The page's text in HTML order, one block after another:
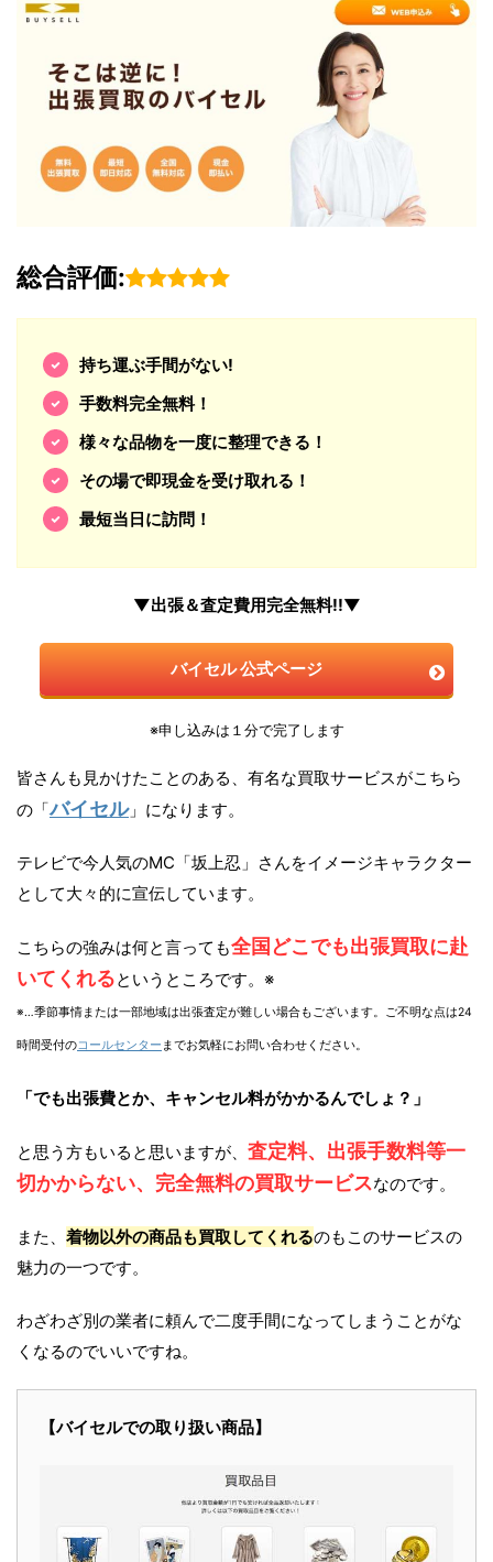
総合評価:
持ち運ぶ手間がない!
手数料完全無料！
様々な品物を一度に整理できる！
その場で即現金を受け取れる！
最短当日に訪問！
▼出張＆査定費用完全無料!!▼
バイセル 公式ページ
※申し込みは１分で完了します
皆さんも見かけたことのある、有名な買取サービスがこちら
の「バイセル」になります。
テレビで今人気のMC「坂上忍」さんをイメージキャラクター
として大々的に宣伝しています。
こちらの強みは何と言っても全国どこでも出張買取に赴
いてくれるというところです。※
※…季節事情または一部地域は出張査定が難しい場合もございます。ご不明な点は24
時間受付のコールセンター までお気軽にお問い合わせください。
「でも出張費とか、キャンセル料がかかるんでしょ？」
と思う方もいると思いますが、 査定料、出張手数料等一
切かからない、完全無料の買取サービスなのです。
また、 着物以外の商品も買取してくれるのもこのサービスの
魅力の一つです。
わざわざ別の業者に頼んで二度手間になってしまうことがな
くなるのでいいですね。
【バイセルでの取り扱い商品】